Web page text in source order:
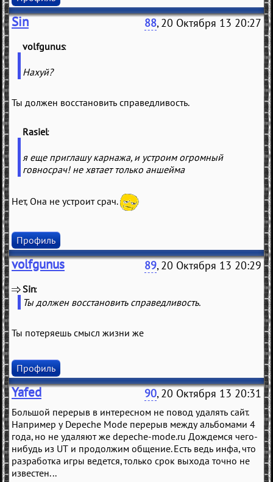
Sin 88, 20 Октября 13 20:27
volfgunus
Нахуй?
Ты должен восстановить справедливость.
Rasiel
я еще приглашу карнажа, и устроим огромный
говносрач! не хвтает только аншейма
Нет, Она не устроит срач.
Профиль
volfgunus 89, 20 Октября 13 20:29
Sin
Ты должен восстановить справедливость.
Ты потеряешь смысл жизни же
Профиль
Yafed 90, 20 Октября 13 20:31
Большой перерыв в интересном не повод удалять сайт.
Например у Depeche Mode перерыв между альбомами 4
года, но не удаляют же depeche-mode.ru Дождемся чего-
нибудь из UT и продолжим общение. Есть ведь инфа, что
разработка игры ведется, только срок выхода точно не
известен...